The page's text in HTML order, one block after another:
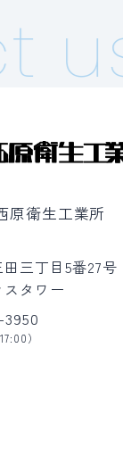
衛生工業所
三丁目5番27号
タワー
）